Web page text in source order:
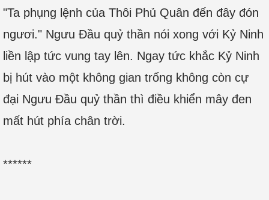
"Ta phụng lệnh của Thôi Phủ Quân đến đây đón
ngươi." Ngưu Đầu quỷ thần nói xong với Kỷ Ninh
liền lập tức vung tay lên. Ngay tức khắc Kỷ Ninh
bị hút vào một không gian trống không còn cự
đại Ngưu Đầu quỷ thần thì điều khiển mây đen
mất hút phía chân trời.
******